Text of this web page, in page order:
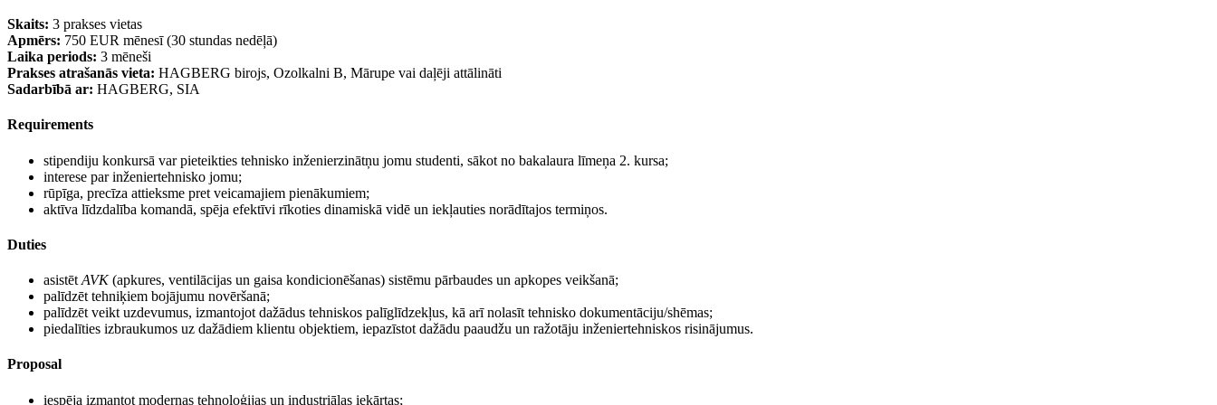
Skaits: 3 prakses vietas
Apmērs: 750 EUR mēnesī (30 stundas nedēļā)
Laika periods: 3 mēneši
Prakses atrašanās vieta: HAGBERG birojs, Ozolkalni B, Mārupe vai daļēji attālināti
Sadarbībā ar: HAGBERG, SIA
Requirements
stipendiju konkursā var pieteikties tehnisko inženierzinātņu jomu studenti, sākot no bakalaura līmeņa 2. kursa;
interese par inženiertehnisko jomu;
rūpīga, precīza attieksme pret veicamajiem pienākumiem;
aktīva līdzdalība komandā, spēja efektīvi rīkoties dinamiskā vidē un iekļauties norādītajos termiņos.
Duties
asistēt AVK(apkures, ventilācijas un gaisa kondicionēšanas) sistēmu pārbaudes un apkopes veikšanā;
palīdzēt tehniķiem bojājumu novēršanā;
palīdzēt veikt uzdevumus, izmantojot dažādus tehniskos palīglīdzekļus, kā arī nolasīt tehnisko dokumentāciju/shēmas;
piedalīties izbraukumos uz dažādiem klientu objektiem, iepazīstot dažādu paaudžu un ražotāju inženiertehniskos risinājumus.
Proposal
iespēja izmantot modernas tehnoloģijas un industriālas iekārtas;